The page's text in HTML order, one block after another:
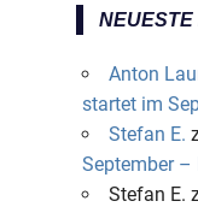
NEUESTE
Anton
startet im
Stefan E.
September
Stefan E.